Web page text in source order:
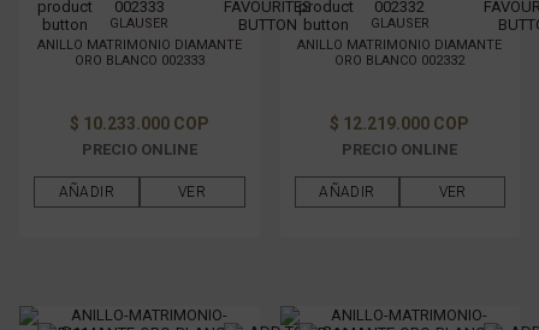
GLAUSER
ANILLO MATRIMONIO DIAMANTE
ORO BLANCO 002333
$ 10.233.000 COP
PRECIO ONLINE
AÑADIR VER
GLAUSER
ANILLO MATRIMONIO DIAMANTE
ORO BLANCO 002332
$ 12.219.000 COP
PRECIO ONLINE
AÑADIR VER